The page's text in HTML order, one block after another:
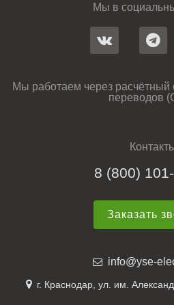
Мы в
Мы работаем через расчётный
переводов
8 (800)
Заказать
info@yse-
г. Краснодар, ул. им.